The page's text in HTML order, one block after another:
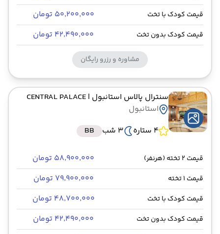
قیمت کودک با تخت ۵۰٬۲۰۰٬۰۰۰ تومان
قیمت کودک بدون تخت ۴۲٬۴۹۰٬۰۰۰ تومان
مشاوره و رزرو رایگان
سنترال پالاس استانبول | CENTRAL PALACE
استانبول
4 ستاره
3 شب BB
قیمت 2 تخته (هرنفر) ۵۸٬۹۰۰٬۰۰۰ تومان
قیمت 1 تخته ۷۹٬۹۰۰٬۰۰۰ تومان
قیمت کودک با تخت ۴۸٬۷۰۰٬۰۰۰ تومان
قیمت کودک بدون تخت ۴۲٬۴۹۰٬۰۰۰ تومان